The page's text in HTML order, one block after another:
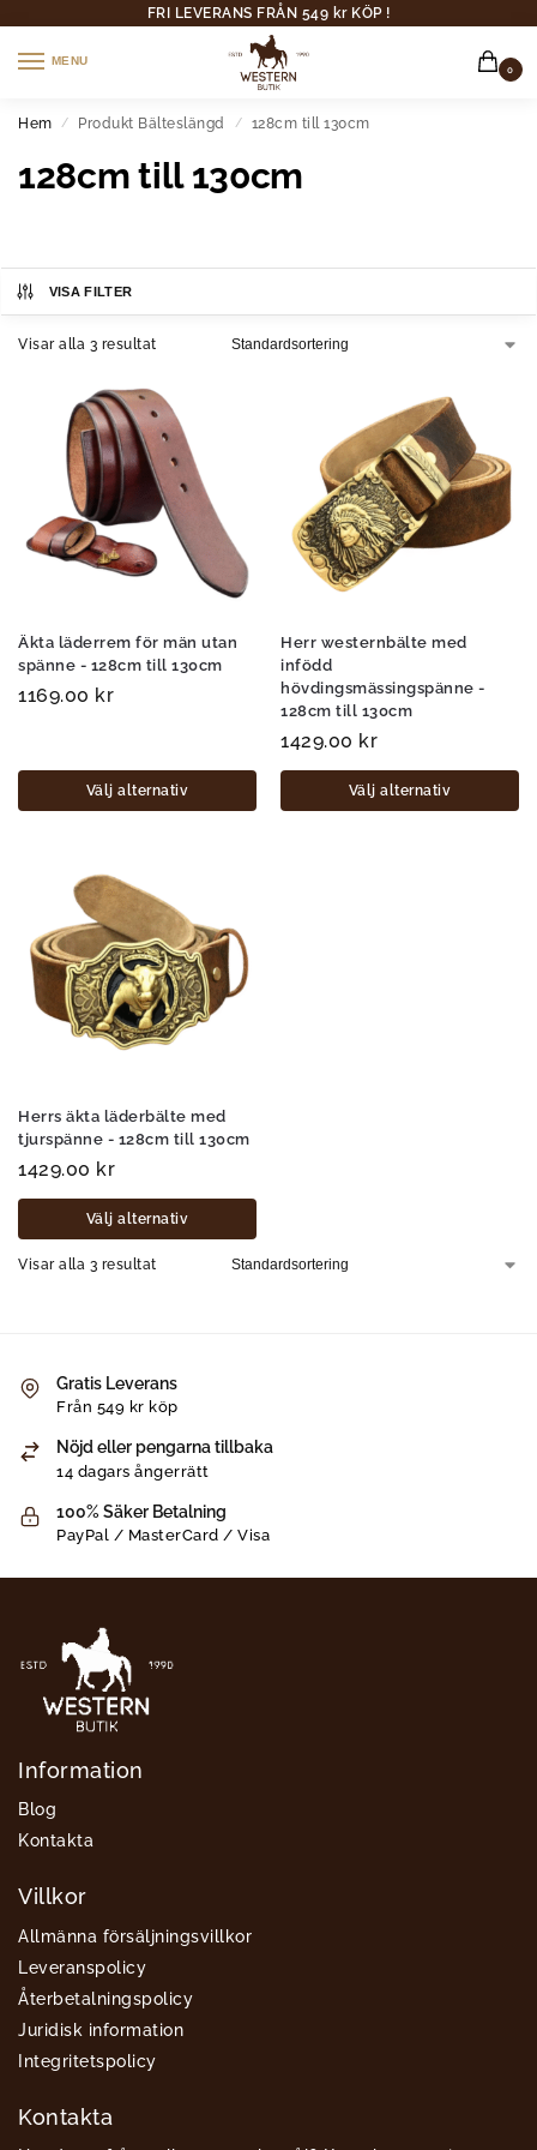
FRI LEVERANS FRÅN 549 kr KÖP !
MENU
0
Hem / Produkt Bälteslängd / 128cm till 130cm
128cm till 130cm
VISA FILTER
Visar alla 3 resultat
Äkta läderrem för män utan
spänne - 128cm till 130cm
1169.00 kr
Välj alternativ
Herr westernbälte med
infödd
hövdingsmässingspänne -
128cm till 130cm
1429.00 kr
Välj alternativ
Herrs äkta läderbälte med
tjurspänne - 128cm till 130cm
1429.00 kr
Välj alternativ
Visar alla 3 resultat
Gratis Leverans
Från 549 kr köp
Nöjd eller pengarna tillbaka
14 dagars ångerrätt
100% Säker Betalning
PayPal / MasterCard / Visa
Information
Blog
Kontakta
Villkor
Allmänna försäljningsvillkor
Leveranspolicy
Återbetalningspolicy
Juridisk information
Integritetspolicy
Kontakta